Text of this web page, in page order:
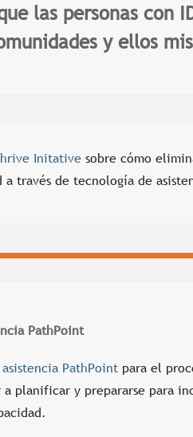
las personas con
y ellos
Initative sobre cómo
a través de tecnología de
PathPoint
PathPoint para el
a planificar y prepararse para